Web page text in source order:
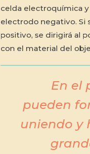
celda electroquímica
electrodo negativo. Si
positivo, se dirigirá al
con el material del
En el
pueden
uniendo y